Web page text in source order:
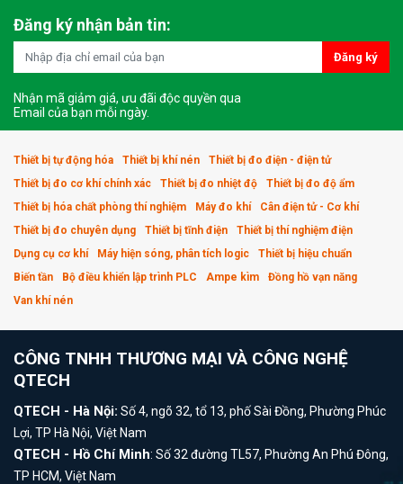
Đăng ký nhận bản tin:
Đăng ký
Nhận mã giảm giá, ưu đãi độc quyền qua
Email của bạn mỗi ngày.
Thiết bị tự động hóa Thiết bị khí nén
Thiết bị đo điện - điện tử
Thiết bị đo cơ khí chính xác
Thiết bị đo nhiệt độ
Thiết bị đo độ ẩm
Thiết bị hóa chất phòng thí nghiệm
Máy đo khí
Cân điện tử - Cơ khí
Thiết bị đo chuyên dụng
Thiết bị tĩnh điện
Thiết bị thí nghiệm điện
Dụng cụ cơ khí
Máy hiện sóng, phân tích logic
Thiết bị hiệu chuẩn
Biến tần
Bộ điều khiển lập trình PLC Ampe kìm
Đồng hồ vạn năng
Van khí nén
CÔNG TNHH THƯƠNG MẠI VÀ CÔNG NGHỆ
QTECH
QTECH - Hà Nội: Số 4, ngõ 32, tổ 13, phố Sài Đồng, Phường Phúc
Lợi, TP Hà Nội, Việt Nam
QTECH - Hồ Chí Minh: Số 32 đường TL57, Phường An Phú Đông,
TP HCM, Việt Nam